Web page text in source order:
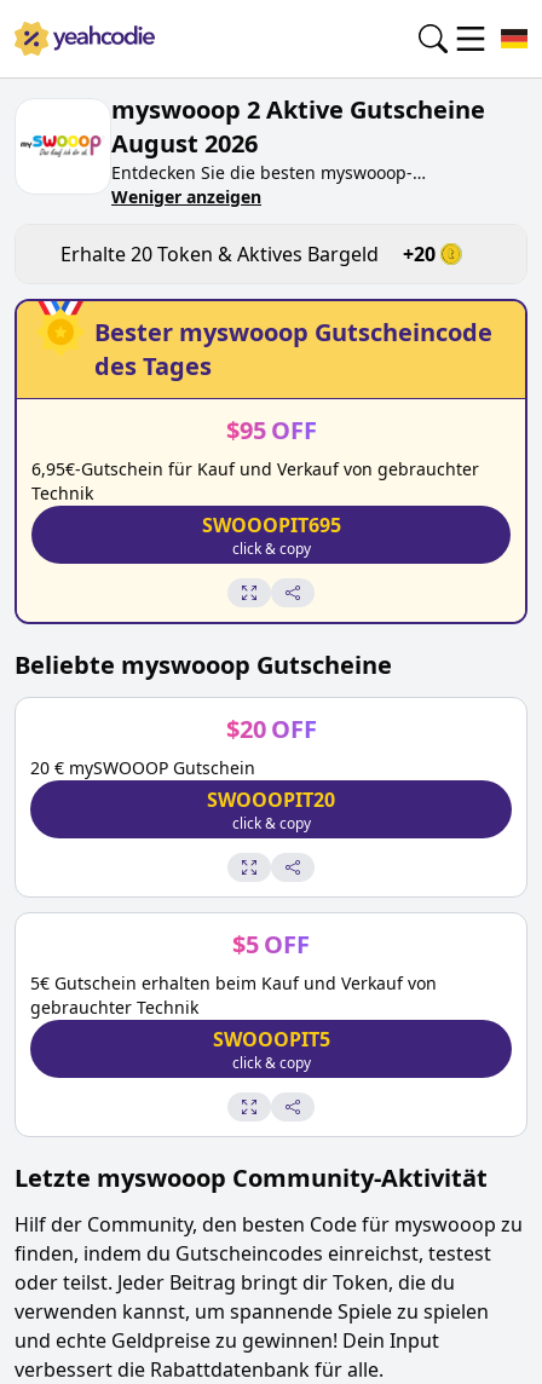
myswooop 2 Aktive Gutscheine
August 2026
Entdecken Sie die besten myswooop-
Gutscheincodes von heute für
verdienen Sie Token beimyswooop.de, indem Sie
den Code testen. Erhalten Sie Belohnungen, wenn
Siemyswooop-Gutscheincodes einreichen und
anderen Käufern beim Sparen helfen.
Weniger anzeigen
Erhalte20Token & Aktives Bargeld +20
Bester myswooop Gutscheincode
des Tages
$95 OFF
6,95€-Gutschein für Kauf und Verkauf von gebrauchter
Technik
SWOOOPIT695
click & copy
Beliebte myswooop Gutscheine
$20 OFF
20 € mySWOOOP Gutschein
SWOOOPIT20
click & copy
$5OFF
5€ Gutschein erhalten beim Kauf und Verkauf von
gebrauchter Technik
SWOOOPIT5
click & copy
Letzte myswooop Community-Aktivität
Hilf der Community, den besten Code für myswooop zu
finden, indem du Gutscheincodes einreichst, testest
oder teilst. Jeder Beitrag bringt dir Token, die du
verwenden kannst, um spannende Spiele zu spielen
und echte Geldpreise zu gewinnen! Dein Input
verbessert die Rabattdatenbank für alle.